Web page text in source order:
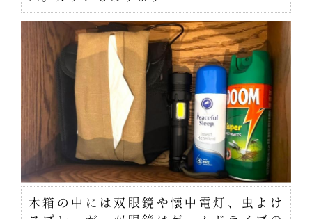
木箱の中には双眼鏡や懐中電灯、虫よけ